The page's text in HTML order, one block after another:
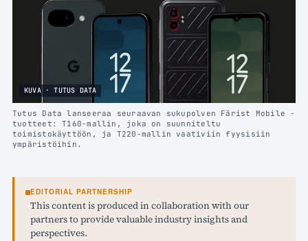
KUVA · TUTUS DATA
Tutus Data lanseeraa seuraavan sukupolven Färist Mobile -
tuotteet: T160-mallin, joka on suunniteltu
toimistokäyttöön, ja T220-mallin vaativiin fyysisiin
ympäristöihin.
EDITORIAL PARTNERSHIP
This content is produced in collaboration with our
partners to provide valuable industry insights and
perspectives.